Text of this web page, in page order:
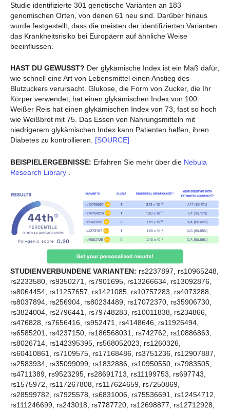
Studie identifizierte 301 genetische Varianten an 183
genomischen Orten, von denen 61 neu sind. Darüber hinaus
wurde festgestellt, dass die meisten der identifizierten Varianten
das Krankheitsrisiko bei Europäern auf ähnliche Weise
beeinflussen.
HAST DU GEWUSST? Der glykämische Index ist ein Maß dafür,
wie schnell eine Art von Lebensmittel einen Anstieg des
Blutzuckers verursacht. Glukose, die Form von Zucker, die Ihr
Körper verwendet, hat einen glykämischen Index von 100.
Weißer Reis hat einen glykämischen Index von 73, fast so hoch
wie Weißbrot mit 75. Das Essen von Nahrungsmitteln mit
niedrigerem glykämischen Index kann Patienten helfen, ihren
Diabetes zu kontrollieren. [SOURCE]
BEISPIELERGEBNISSE: Erfahren Sie mehr über die Nebula
Research Library
STUDIENVERBUNDENE VARIANTEN: rs2237897, rs10965248,
rs2233580, rs9350271, rs7901695, rs13266634, rs13092876,
rs8064454, rs11257657, rs1421085, rs10757283, rs4073288,
rs8037894, rs256904, rs80234489, rs17072370, rs35906730,
rs3824004, rs2796441, rs79748283, rs10011838, rs234866,
rs476828, rs7656416, rs952471, rs4148646, rs11926494,
rs6585201, rs4237150, rs186568031, rs742762, rs10886863,
rs8026714, rs142395395, rs568052023, rs1260326,
rs60410861, rs7109575, rs17168486, rs3751236, rs12907887,
rs2583934, rs35099099, rs1832886, rs10950550, rs7983505,
rs4711389, rs9523295, rs28691713, rs11199753, rs697743,
rs1575972, rs117267808, rs117624659, rs7250869,
rs28599782, rs7925578, rs6831006, rs75536691, rs12454712,
rs111246699, rs243018, rs7787720, rs12698877, rs12712928,